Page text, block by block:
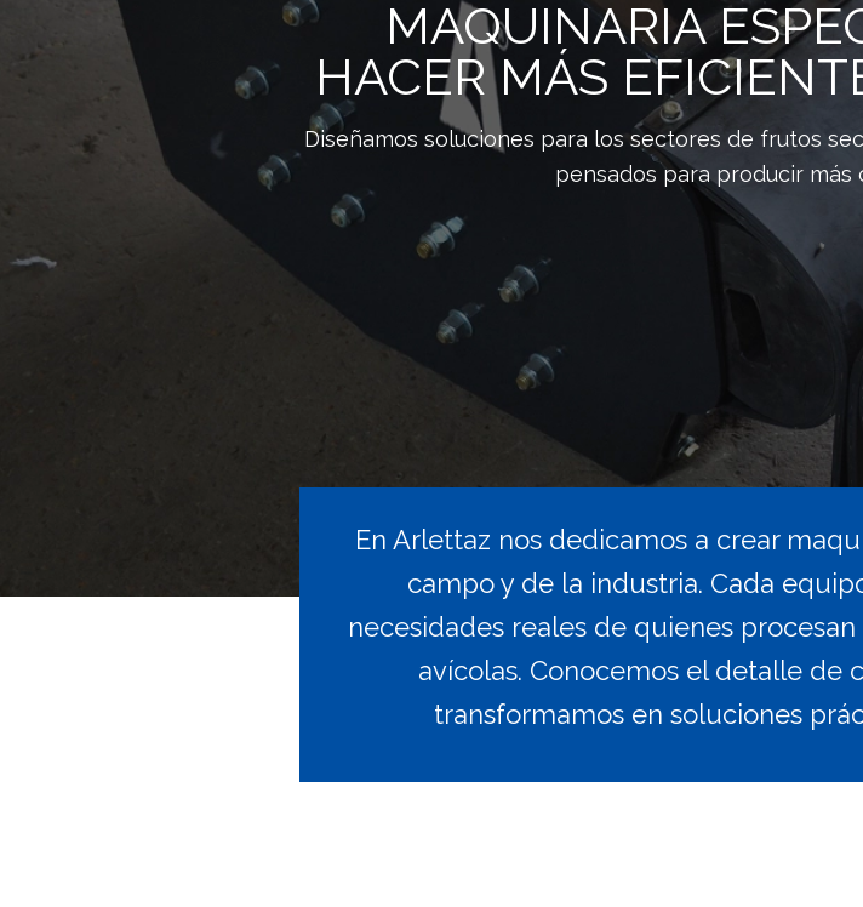
MAQUINARIA
HACER MÁS
Diseñamos soluciones para los sectores de frutos
pensados para producir más
En Arlettaz nos dedicamos a crear
campo y de la industria. Cada
necesidades reales de quienes
avícolas. Conocemos el detalle de
transformamos en soluciones